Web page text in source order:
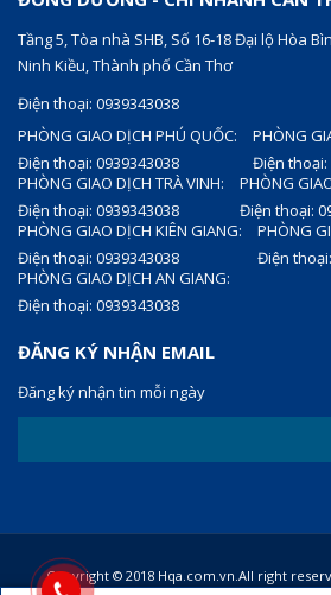
Tầng 5, Tòa nhà SHB, Số 16-18 Đại lộ Hòa
Ninh Kiều, Thành phố Cần Thơ
Điện thoại: 0939343038
PHÒNG GIAO DỊCH PHÚ QUỐC:
Điện thoại: 0939343038
PHÒNG
Điện thoại:
PHÒNG GIAO DỊCH TRÀ VINH:
Điện thoại: 0939343038
PHÒNG
Điện thoại:
PHÒNG GIAO DỊCH KIÊN GIANG:
Điện thoại: 0939343038
PHÒNG
Điện
PHÒNG GIAO DỊCH AN GIANG:
Điện thoại: 0939343038
ĐĂNG KÝ NHẬN EMAIL
Đăng ký nhận tin mỗi ngày
Copyright © 2018 Hqa.com.vn.All right